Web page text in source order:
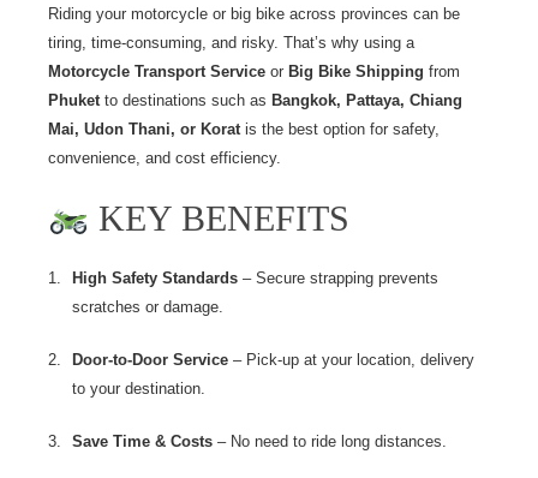
Riding your motorcycle or big bike across provinces can be
tiring, time-consuming, and risky. That’s why using a
Motorcycle Transport Service or Big Bike Shipping from
Phuket to destinations such as Bangkok, Pattaya, Chiang
Mai, Udon Thani, or Koratis the best option for safety,
convenience, and cost efficiency.
KEY BENEFITS
High Safety Standards – Secure strapping prevents
scratches or damage.
Door-to-Door Service – Pick-up at your location, delivery
to your destination.
Save Time & Costs – No need to ride long distances.